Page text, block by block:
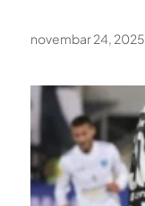
novembar 24, 2025